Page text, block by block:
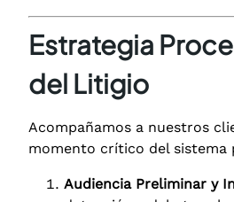
Estrategia
del Litigio
Acompañamos a nuestros
momento crítico del sistema
Audiencia Preliminar y